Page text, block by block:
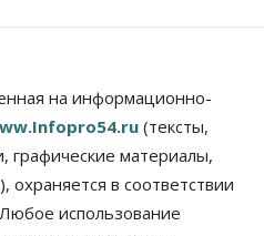
Новосибирской области
на информационно-
(тексты,
графические материалы,
в соответствии
использование